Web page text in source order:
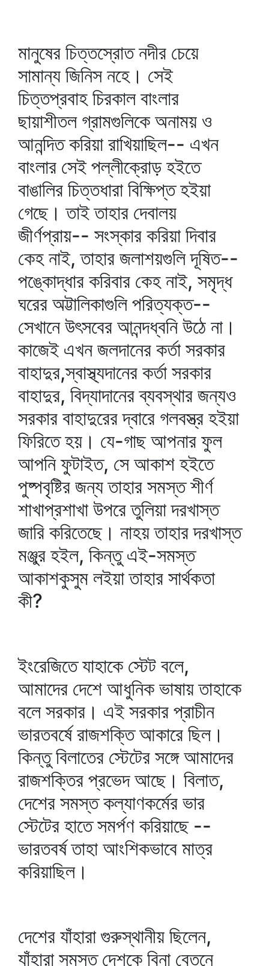
মানুষের চিত্তস্রোত নদীর চেয়ে
সামান্য জিনিস নহে। সেই
চিত্তপ্রবাহ চিরকাল বাংলার
ছায়াশীতল গ্রামগুলিকে অনাময় ও
আনন্দিত করিয়া রাখিয়াছিল-- এখন
বাংলার সেই পল্লীক্রোড় হইতে
বাঙালির চিত্তধারা বিক্ষিপ্ত হইয়া
গেছে। তাই তাহার দেবালয়
জীর্ণপ্রায়-- সংস্কার করিয়া দিবার
কেহ নাই, তাহার জলাশয়গুলি দূষিত--
পঙ্কোদ্ধার করিবার কেহ নাই, সমৃদ্ধ
ঘরের অট্টালিকাগুলি পরিত্যক্ত--
সেখানে উৎসবের আনন্দধ্বনি উঠে না।
কাজেই এখন জলদানের কর্তা সরকার
বাহাদুর,স্বাস্থ্যদানের কর্তা সরকার
বাহাদুর, বিদ্যাদানের ব্যবস্থার জন্যও
সরকার বাহাদুরের দ্বারে গলবস্ত্র হইয়া
ফিরিতে হয়। যে-গাছ আপনার ফুল
আপনি ফুটাইত, সে আকাশ হইতে
পুষ্পবৃষ্টির জন্য তাহার সমস্ত শীর্ণ
শাখাপ্রশাখা উপরে তুলিয়া দরখাস্ত
জারি করিতেছে। নাহয় তাহার দরখাস্ত
মঞ্জুর হইল, কিন্তু এই-সমস্ত
আকাশকুসুম লইয়া তাহার সার্থকতা
কী?
ইংরেজিতে যাহাকে স্টেট বলে,
আমাদের দেশে আধুনিক ভাষায় তাহাকে
বলে সরকার। এই সরকার প্রাচীন
ভারতবর্ষে রাজশক্তি আকারে ছিল।
কিন্তু বিলাতের স্টেটের সঙ্গে আমাদের
রাজশক্তির প্রভেদ আছে। বিলাত,
দেশের সমস্ত কল্যাণকর্মের ভার
স্টেটের হাতে সমর্পণ করিয়াছে --
ভারতবর্ষ তাহা আংশিকভাবে মাত্র
করিয়াছিল।
দেশের যাঁহারা গুরুস্থানীয় ছিলেন,
যাঁহারা সমস্ত দেশকে বিনা বেতনে